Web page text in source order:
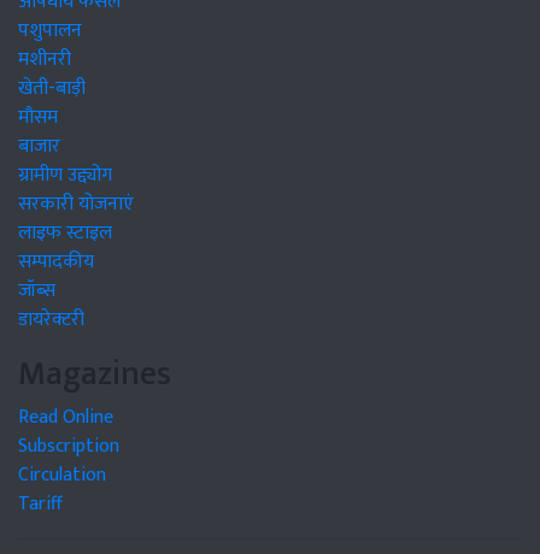
पशुपालन
मशीनरी
खेती-बाड़ी
मौसम
बाजार
ग्रामीण उद्द्योग
सरकारी योजनाएं
लाइफ स्टाइल
सम्पादकीय
जॉब्स
डायरेक्टरी
Magazines
Read Online
Subscription
Circulation
Tariff